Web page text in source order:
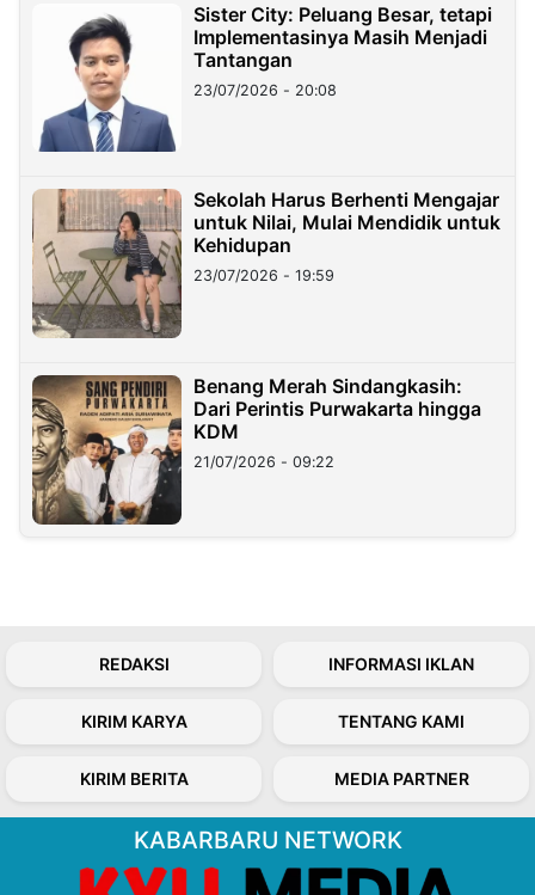
Sister City: Peluang Besar, tetapi
Implementasinya Masih Menjadi
Tantangan
23/07/2026 - 20:08
Sekolah Harus Berhenti Mengajar
untuk Nilai, Mulai Mendidik untuk
Kehidupan
23/07/2026 - 19:59
Benang Merah Sindangkasih:
Dari Perintis Purwakarta hingga
KDM
21/07/2026 - 09:22
REDAKSI INFORMASI IKLAN
KIRIM KARYA TENTANG KAMI
KIRIM BERITA MEDIA PARTNER
KABARBARU NETWORK